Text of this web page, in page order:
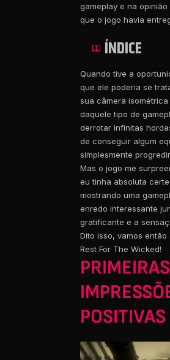
gameplay e na
que o jogo havia
ÍNDICE
Quando tive a
que ele poderia se
sua câmera
daquele tipo de
derrotar infinitas
de conseguir algum
simplesmente
Mas o jogo me
eu tinha absoluta
mostrando uma
enredo interessante
gratificante e a
Dito isso, vamos
Rest For The Wicked!
PRIMEIRAS
POSITIVAS